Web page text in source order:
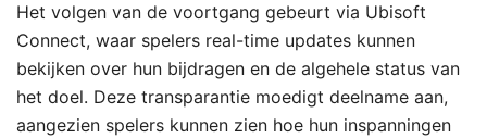
Het volgen van de voortgang gebeurt via Ubisoft
Connect, waar spelers real-time updates kunnen
bekijken over hun bijdragen en de algehele status van
het doel. Deze transparantie moedigt deelname aan,
aangezien spelers kunnen zien hoe hun inspanningen